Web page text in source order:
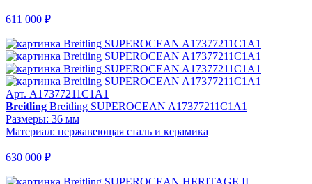
611 000 ₽
Арт. A17377211C1A1
Breitling Breitling SUPEROCEAN A17377211C1A1
Размеры: 36 мм
Материал: нержавеющая сталь и керамика
630 000 ₽